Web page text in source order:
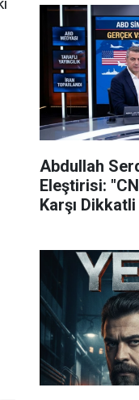
Abdullah
Eleştirisi:
Karşı Dikkatli